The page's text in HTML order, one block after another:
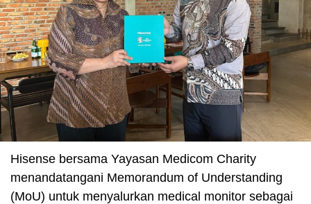
Hisense bersama Yayasan Medicom Charity
menandatangani Memorandum of Understanding
(MoU) untuk menyalurkan medical monitor sebagai